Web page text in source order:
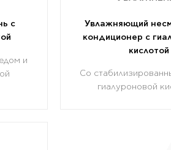
с
и
Увлажняющий
кондиционер с
кислотой
Со
гиалуроновой